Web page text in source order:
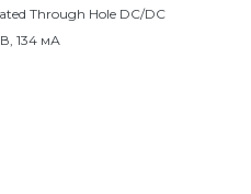
Through Hole DC/DC
В, 134 мА